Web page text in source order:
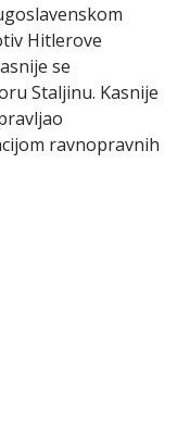
Hitlerove
se
Staljinu. Kasnije
ravnopravnih